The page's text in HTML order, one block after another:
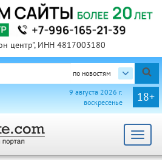
центр", ИНН 4817003180
по новостям
18+
9 августа 2026 г.
воскресенье
Toggle